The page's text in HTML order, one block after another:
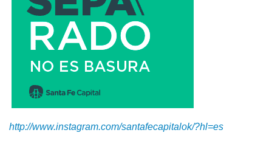
http://www.instagram.com/santafecapitalok/?hl=es